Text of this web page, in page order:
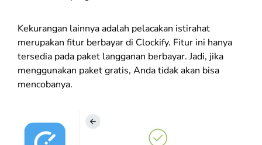
Kekurangan lainnya adalah pelacakan istirahat
merupakan fitur berbayar di Clockify. Fitur ini hanya
tersedia pada paket langganan berbayar. Jadi, jika
menggunakan paket gratis, Anda tidak akan bisa
mencobanya.